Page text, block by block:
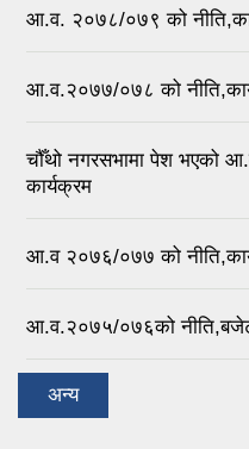
आ.व. २०७८/०७९ को
आ.व.२०७७/०७८ को
चौँथो नगरसभामा पेश भएको
कार्यक्रम
आ.व २०७६/०७७ को
आ.व.२०७५/०७६को
अन्य